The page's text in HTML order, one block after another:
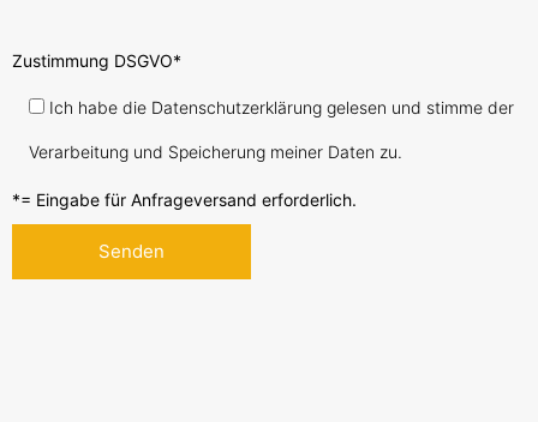
Zustimmung DSGVO*
Ich habe die Datenschutzerklärung gelesen und stimme der
Verarbeitung und Speicherung meiner Daten zu.
*= Eingabe für Anfrageversand erforderlich.